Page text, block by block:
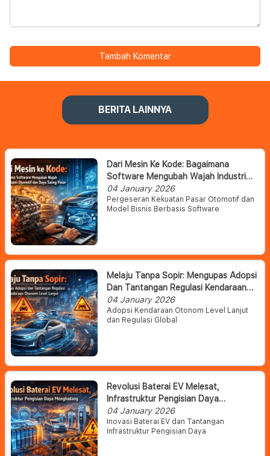
Tambah Komentar
BERITA LAINNYA
Dari Mesin Ke Kode: Bagaimana
Software Mengubah Wajah Industri
Otomotif Dan Daya Saing Pasar
04 January 2026
Pergeseran Kekuatan Pasar Otomotif dan
Model Bisnis Berbasis Software
Melaju Tanpa Sopir: Mengupas Adopsi
Dan Tantangan Regulasi Kendaraan
Otonom Level Lanjut
04 January 2026
Adopsi Kendaraan Otonom Level Lanjut
dan Regulasi Global
Revolusi Baterai EV Melesat,
Infrastruktur Pengisian Daya
Menghadang
04 January 2026
Inovasi Baterai EV dan Tantangan
Infrastruktur Pengisian Daya